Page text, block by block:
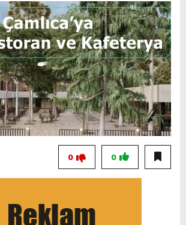
0
0